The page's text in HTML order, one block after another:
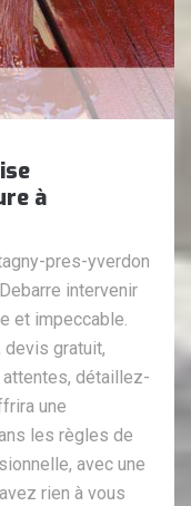
à
pres-yverdon
intervenir
et impeccable.
devis gratuit,
détaillez-
une
les règles de
avec une
rien à vous